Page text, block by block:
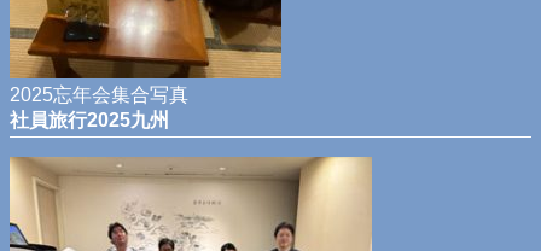
2025忘年会集合写真
社員旅行2025九州